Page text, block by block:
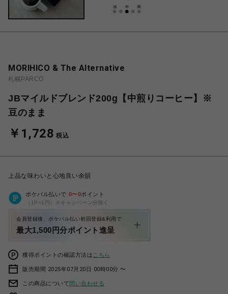
MORIHICO & The Alternative
札幌PARCO
JBマイルドブレンド200g【中煎りコーヒー】※
豆のまま
￥1,728 税込
上品な味わいと心地良い余韻
ポケパル払いで 0〜0ポイント
（1P=1円）※キャンペーン分除く
会員登録後、ポケパル払い初回登録&利用で
最大1,500円分ポイント進呈
獲得ポイントの確認方法は こちら
販売期間 2025年07月20日 00時00分 〜
この商品について問い合わせる